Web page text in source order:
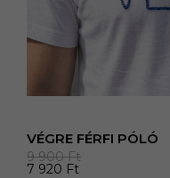
VÉGRE FÉRFI PÓLÓ
9 900Ft
7 920 Ft